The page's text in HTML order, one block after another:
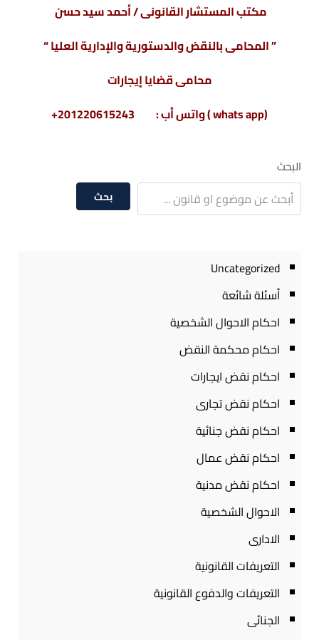
مكتب المستشار القانونى / أحمد سيد حسن
” المحامى بالنقض والدستورية والإدارية العليا “
محامى قضايا إيجارات
(whats app ) واتس أب : 201220615243+
البحث
بحث
Uncategorized
أسئلة شائعة
احكام الاحوال الشخصية
احكام محكمة النقض
احكام نقض ايجارات
احكام نقض تجارى
احكام نقض جنائية
احكام نقض عمال
احكام نقض مدنية
الاحوال الشخصية
الادارى
التعريفات القانونية
التعريفات والدفوع القانونية
الجنائى